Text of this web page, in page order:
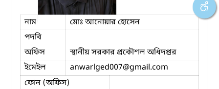
নাম
মোঃ আনোয়ার হোসেন
পদবি
অফিস
স্থানীয় সরকার প্রকৌশল অধিদপ্তর
ইমেইল
anwarlged007@gmail.com
ফোন (অফিস)